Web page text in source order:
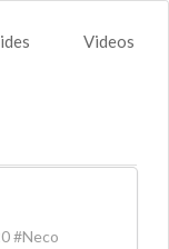
Videos
#Neco